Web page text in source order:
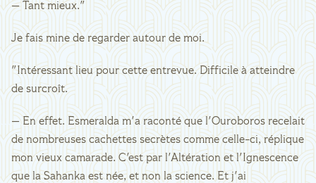
— Tant mieux."
Je fais mine de regarder autour de moi.
"Intéressant lieu pour cette entrevue. Difficile à atteindre
de surcroît.
— En effet. Esmeralda m'a raconté que l'Ouroboros recelait
de nombreuses cachettes secrètes comme celle-ci, réplique
mon vieux camarade. C'est par l'Altération et l'Ignescence
que la Sahanka est née, et non la science. Et j'ai